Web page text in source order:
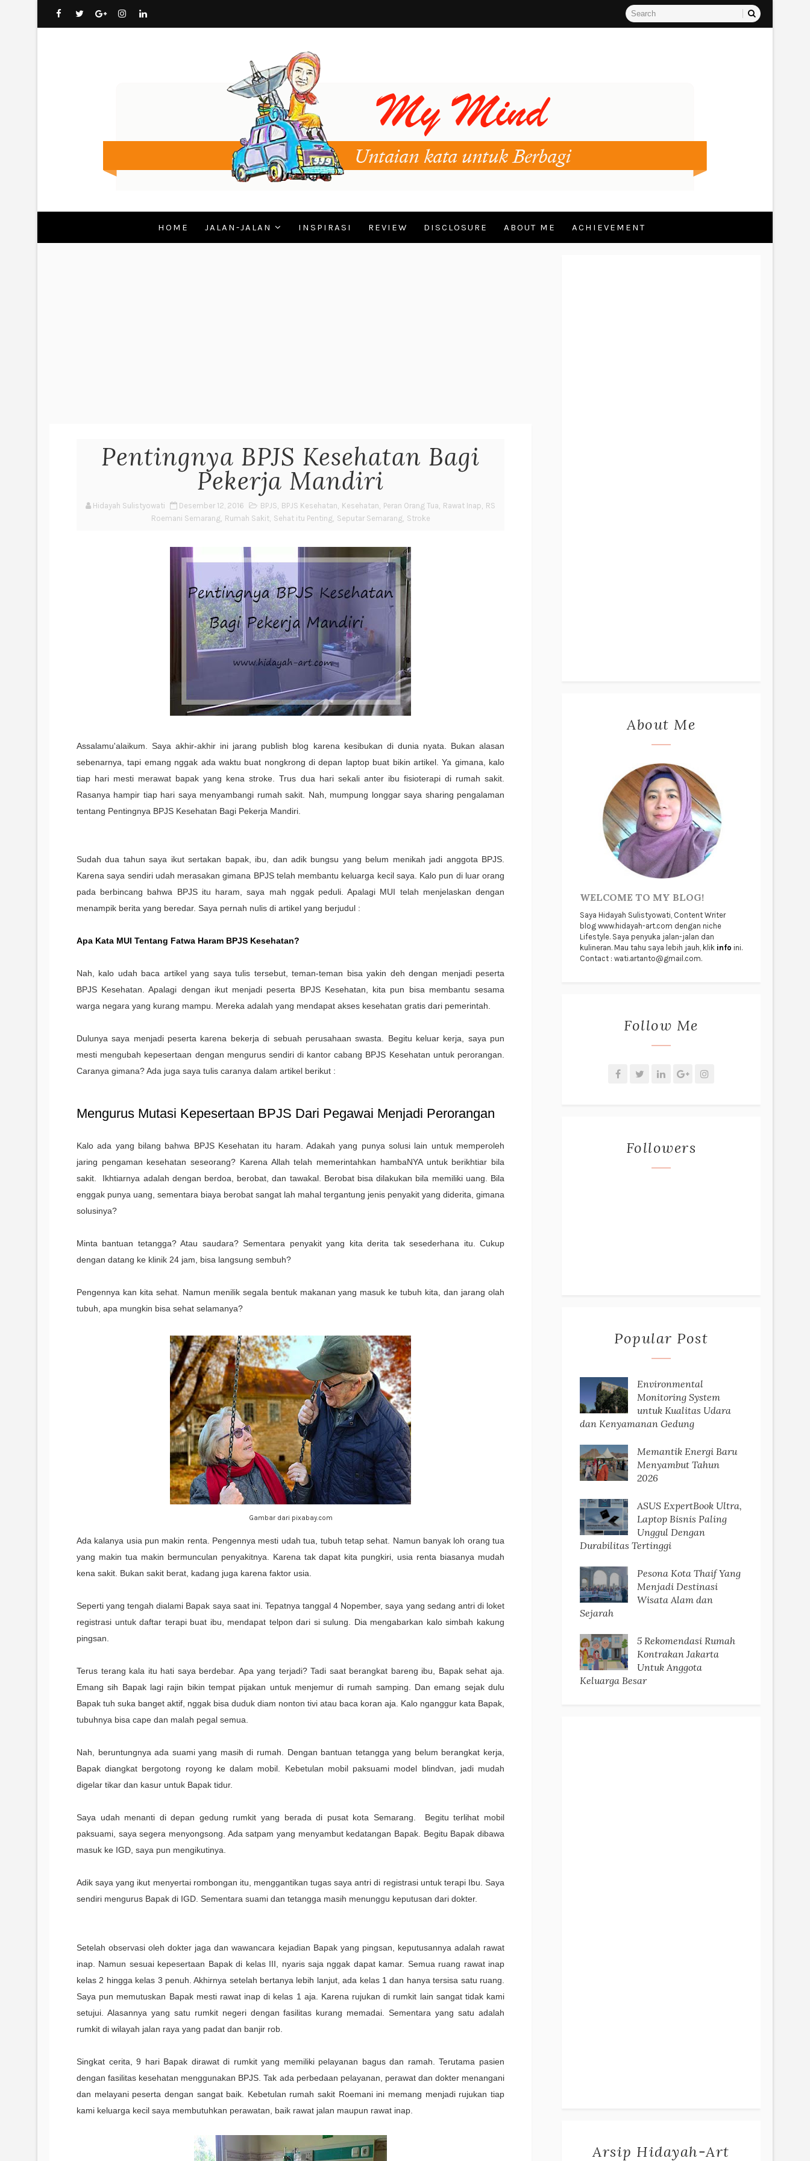
HOME JALAN-JALAN INSPIRASI REVIEW DISCLOSURE ABOUT ME ACHIEVEMENT
Pentingnya BPJS Kesehatan Bagi
Pekerja Mandiri
Hidayah Sulistyowati Desember 12, 2016 BPJS, BPJS Kesehatan, Kesehatan, Peran Orang Tua, Rawat Inap, RS
Roemani Semarang, Rumah Sakit, Sehat itu Penting, Seputar Semarang, Stroke
Assalamu'alaikum. Saya akhir-akhir ini jarang publish blog karena kesibukan di dunia nyata. Bukan alasan
sebenarnya, tapi emang nggak ada waktu buat nongkrong di depan laptop buat bikin artikel. Ya gimana, kalo
tiap hari mesti merawat bapak yang kena stroke. Trus dua hari sekali anter ibu fisioterapi di rumah sakit.
Rasanya hampir tiap hari saya menyambangi rumah sakit. Nah, mumpung longgar saya sharing pengalaman
tentang Pentingnya BPJS Kesehatan Bagi Pekerja Mandiri.
Sudah dua tahun saya ikut sertakan bapak, ibu, dan adik bungsu yang belum menikah jadi anggota BPJS.
Karena saya sendiri udah merasakan gimana BPJS telah membantu keluarga kecil saya. Kalo pun di luar orang
pada berbincang bahwa BPJS itu haram, saya mah nggak peduli. Apalagi MUI telah menjelaskan dengan
menampik berita yang beredar. Saya pernah nulis di artikel yang berjudul :
Apa Kata MUI Tentang Fatwa Haram BPJS Kesehatan?
Nah, kalo udah baca artikel yang saya tulis tersebut, teman-teman bisa yakin deh dengan menjadi peserta
BPJS Kesehatan. Apalagi dengan ikut menjadi peserta BPJS Kesehatan, kita pun bisa membantu sesama
warga negara yang kurang mampu. Mereka adalah yang mendapat akses kesehatan gratis dari pemerintah.
Dulunya saya menjadi peserta karena bekerja di sebuah perusahaan swasta. Begitu keluar kerja, saya pun
mesti mengubah kepesertaan dengan mengurus sendiri di kantor cabang BPJS Kesehatan untuk perorangan.
Caranya gimana? Ada juga saya tulis caranya dalam artikel berikut :
Mengurus Mutasi Kepesertaan BPJS Dari Pegawai Menjadi Perorangan
Kalo ada yang bilang bahwa BPJS Kesehatan itu haram. Adakah yang punya solusi lain untuk memperoleh
jaring pengaman kesehatan seseorang? Karena Allah telah memerintahkan hambaNYA untuk berikhtiar bila
sakit. Ikhtiarnya adalah dengan berdoa, berobat, dan tawakal. Berobat bisa dilakukan bila memiliki uang. Bila
enggak punya uang, sementara biaya berobat sangat lah mahal tergantung jenis penyakit yang diderita, gimana
solusinya?
Minta bantuan tetangga? Atau saudara? Sementara penyakit yang kita derita tak sesederhana itu. Cukup
dengan datang ke klinik 24 jam, bisa langsung sembuh?
Pengennya kan kita sehat. Namun menilik segala bentuk makanan yang masuk ke tubuh kita, dan jarang olah
tubuh, apa mungkin bisa sehat selamanya?
Gambar dari pixabay.com
Ada kalanya usia pun makin renta. Pengennya mesti udah tua, tubuh tetap sehat. Namun banyak loh orang tua
yang makin tua makin bermunculan penyakitnya. Karena tak dapat kita pungkiri, usia renta biasanya mudah
kena sakit. Bukan sakit berat, kadang juga karena faktor usia.
Seperti yang tengah dialami Bapak saya saat ini. Tepatnya tanggal 4 Nopember, saya yang sedang antri di loket
registrasi untuk daftar terapi buat ibu, mendapat telpon dari si sulung. Dia mengabarkan kalo simbah kakung
pingsan.
Terus terang kala itu hati saya berdebar. Apa yang terjadi? Tadi saat berangkat bareng ibu, Bapak sehat aja.
Emang sih Bapak lagi rajin bikin tempat pijakan untuk menjemur di rumah samping. Dan emang sejak dulu
Bapak tuh suka banget aktif, nggak bisa duduk diam nonton tivi atau baca koran aja. Kalo nganggur kata Bapak,
tubuhnya bisa cape dan malah pegal semua.
Nah, beruntungnya ada suami yang masih di rumah. Dengan bantuan tetangga yang belum berangkat kerja,
Bapak diangkat bergotong royong ke dalam mobil. Kebetulan mobil paksuami model blindvan, jadi mudah
digelar tikar dan kasur untuk Bapak tidur.
Saya udah menanti di depan gedung rumkit yang berada di pusat kota Semarang. Begitu terlihat mobil
paksuami, saya segera menyongsong. Ada satpam yang menyambut kedatangan Bapak. Begitu Bapak dibawa
masuk ke IGD, saya pun mengikutinya.
Adik saya yang ikut menyertai rombongan itu, menggantikan tugas saya antri di registrasi untuk terapi Ibu. Saya
sendiri mengurus Bapak di IGD. Sementara suami dan tetangga masih menunggu keputusan dari dokter.
Setelah observasi oleh dokter jaga dan wawancara kejadian Bapak yang pingsan, keputusannya adalah rawat
inap. Namun sesuai kepesertaan Bapak di kelas III, nyaris saja nggak dapat kamar. Semua ruang rawat inap
kelas 2 hingga kelas 3 penuh. Akhirnya setelah bertanya lebih lanjut, ada kelas 1 dan hanya tersisa satu ruang.
Saya pun memutuskan Bapak mesti rawat inap di kelas 1 aja. Karena rujukan di rumkit lain sangat tidak kami
setujui. Alasannya yang satu rumkit negeri dengan fasilitas kurang memadai. Sementara yang satu adalah
rumkit di wilayah jalan raya yang padat dan banjir rob.
Singkat cerita, 9 hari Bapak dirawat di rumkit yang memiliki pelayanan bagus dan ramah. Terutama pasien
dengan fasilitas kesehatan menggunakan BPJS. Tak ada perbedaan pelayanan, perawat dan dokter menangani
dan melayani peserta dengan sangat baik. Kebetulan rumah sakit Roemani ini memang menjadi rujukan tiap
kami keluarga kecil saya membutuhkan perawatan, baik rawat jalan maupun rawat inap.
About Me
WELCOME TO MY BLOG!
Saya Hidayah Sulistyowati, Content Writer
blog www.hidayah-art.com dengan niche
Lifestyle. Saya penyuka jalan-jalan dan
kulineran. Mau tahu saya lebih jauh, klik info ini.
Contact : wati.artanto@gmail.com.
Follow Me
Followers
Popular Post
Environmental
Monitoring System
untuk Kualitas Udara
dan Kenyamanan Gedung
Memantik Energi Baru
Menyambut Tahun
2026
ASUS ExpertBook Ultra,
Laptop Bisnis Paling
Unggul Dengan
Durabilitas Tertinggi
Pesona Kota Thaif Yang
Menjadi Destinasi
Wisata Alam dan
Sejarah
5 Rekomendasi Rumah
Kontrakan Jakarta
Untuk Anggota
Keluarga Besar
Arsip Hidayah-Art